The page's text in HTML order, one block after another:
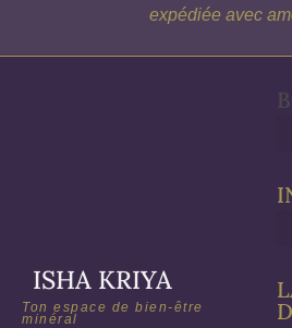
expédiée avec
ISHA KRIYA
Ton espace de bien-être
minéral